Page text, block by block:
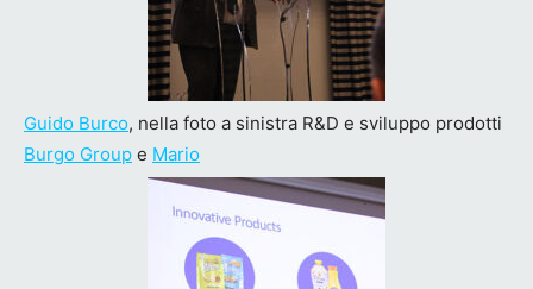
Guido Burco, nella foto a sinistra R&D e sviluppo prodotti
Burgo Group e Mario